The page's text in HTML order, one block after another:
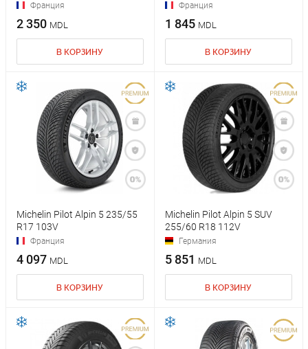
Франция
2 350 MDL
В КОРЗИНУ
Франция
1 845 MDL
В КОРЗИНУ
Michelin Pilot Alpin 5 235/55
R17 103V
Франция
4 097 MDL
В КОРЗИНУ
Michelin Pilot Alpin 5 SUV
255/60 R18 112V
Германия
5 851 MDL
В КОРЗИНУ